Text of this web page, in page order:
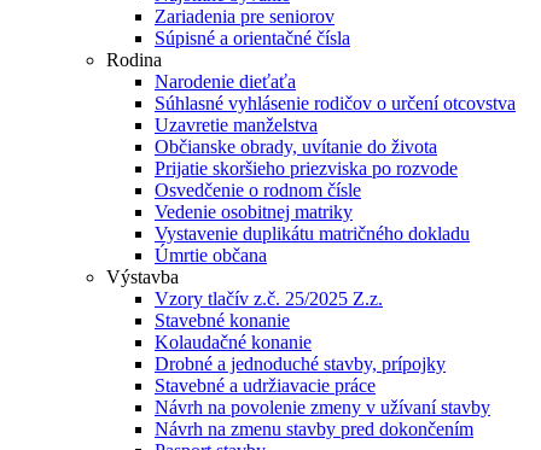
Zariadenia pre seniorov
Súpisné a orientačné čísla
Rodina
Narodenie dieťaťa
Súhlasné vyhlásenie rodičov o určení otcovstva
Uzavretie manželstva
Občianske obrady, uvítanie do života
Prijatie skoršieho priezviska po rozvode
Osvedčenie o rodnom čísle
Vedenie osobitnej matriky
Vystavenie duplikátu matričného dokladu
Úmrtie občana
Výstavba
Vzory tlačív z.č. 25/2025 Z.z.
Stavebné konanie
Kolaudačné konanie
Drobné a jednoduché stavby, prípojky
Stavebné a udržiavacie práce
Návrh na povolenie zmeny v užívaní stavby
Návrh na zmenu stavby pred dokončením